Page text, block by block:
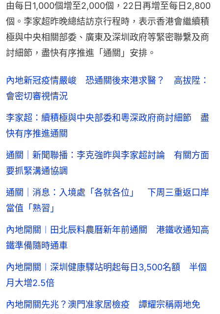
由每日1,000個增至2,000個，22日再增至每日2,800
個。李家超昨晚總結訪京行程時，表示香港會繼續積
極與中央相關部委、廣東及深圳政府等緊密聯繫及商
討細節，盡快有序推進「通關」安排。
內地新冠疫情嚴峻 恐通關後來港求醫？ 高拔陞：
會密切審視情況
李家超：續積極與中央部委和粵深政府商討細節 盡
快有序推進通關
通關｜新聞聯播：李克強昨與李家超討論 有關方面
要抓緊溝通協調
通關｜消息：入境處「各就各位」 下周三重返口岸
當值「熟習」
內地開關︱田北辰料農曆新年前通關 港鐵收通知高
鐵準備隨時通車
內地開關︱深圳健康驛站明起每日3,500名額 半個
月大增2.5倍
內地開關先兆？澳門准家居檢疫 譚耀宗稱兩地免